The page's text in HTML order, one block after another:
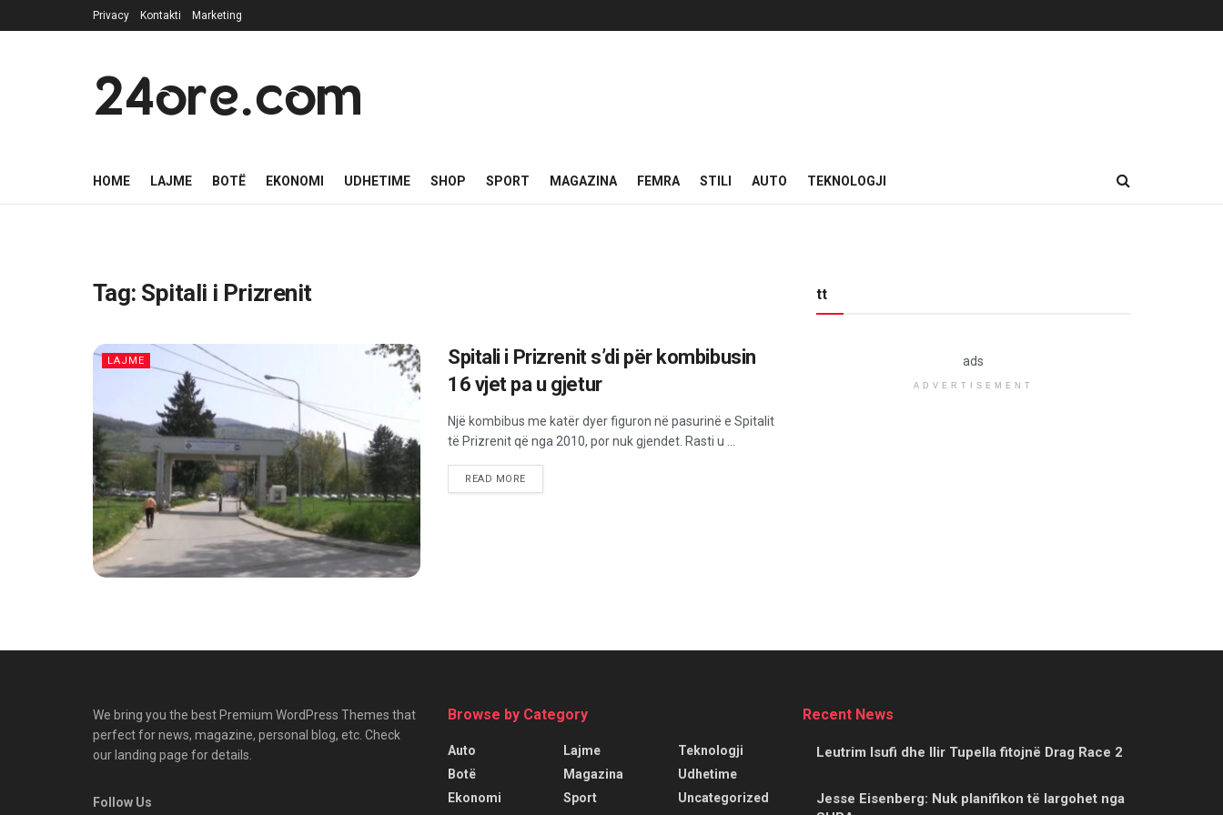
Privacy Kontakti Marketing
24ore.com
HOME LAJME BOTË EKONOMI UDHETIME SHOP SPORT MAGAZINA FEMRA STILI AUTO TEKNOLOGJI
Tag: Spitali i Prizrenit
LAJME
Spitali i Prizrenit s’di për kombibusin
16 vjet pa u gjetur
Një kombibus me katër dyer figuron në pasurinë e Spitalit
të Prizrenit që nga 2010, por nuk gjendet. Rasti u ...
READ MORE
tt
ads
ADVERTISEMENT
We bring you the best Premium WordPress Themes that
perfect for news, magazine, personal blog, etc. Check
our landing page for details.
Follow Us
Browse by Category
Auto
Botë
Ekonomi
Lajme
Magazina
Sport
Teknologji
Udhetime
Uncategorized
Recent News
Leutrim Isufi dhe Ilir Tupella fitojnë Drag Race 2
Jesse Eisenberg: Nuk planifikon të largohet nga